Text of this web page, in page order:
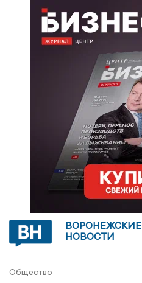
ВОРОНЕЖСКИЕ
НОВОСТИ
Общество